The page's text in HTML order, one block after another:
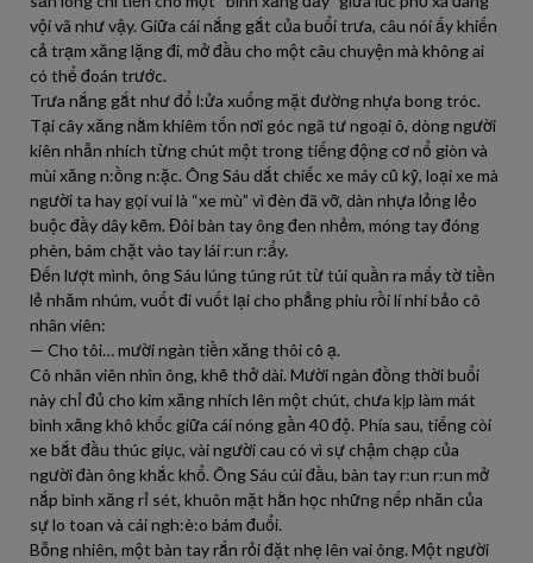
vội vã như vậy. Giữa cái nắng gắt của buổi trưa, câu nói ấy khiến
cả trạm xăng lặng đi, mở đầu cho một câu chuyện mà không ai
có thể đoán trước.
Trưa nắng gắt như đổ l:ửa xuống mặt đường nhựa bong tróc.
Tại cây xăng nằm khiêm tốn nơi góc ngã tư ngoại ô, dòng người
kiên nhẫn nhích từng chút một trong tiếng động cơ nổ giòn và
mùi xăng n:ồng n:ặc. Ông Sáu dắt chiếc xe máy cũ kỹ, loại xe mà
người ta hay gọi vui là “xe mù” vì đèn đã vỡ, dàn nhựa lỏng lẻo
buộc đầy dây kẽm. Đôi bàn tay ông đen nhẻm, móng tay đóng
phèn, bám chặt vào tay lái r:un r:ẩy.
Đến lượt mình, ông Sáu lúng túng rút từ túi quần ra mấy tờ tiền
lẻ nhăm nhúm, vuốt đi vuốt lại cho phẳng phiu rồi lí nhí bảo cô
nhân viên:
— Cho tôi… mười ngàn tiền xăng thôi cô ạ.
Cô nhân viên nhìn ông, khẽ thở dài. Mười ngàn đồng thời buổi
này chỉ đủ cho kim xăng nhích lên một chút, chưa kịp làm mát
bình xăng khô khốc giữa cái nóng gần 40 độ. Phía sau, tiếng còi
xe bắt đầu thúc giục, vài người cau có vì sự chậm chạp của
người đàn ông khắc khổ. Ông Sáu cúi đầu, bàn tay r:un r:un mở
nắp bình xăng rỉ sét, khuôn mặt hằn học những nếp nhăn của
sự lo toan và cái ngh:è:o bám đuổi.
Bỗng nhiên, một bàn tay rắn rỏi đặt nhẹ lên vai ông. Một người